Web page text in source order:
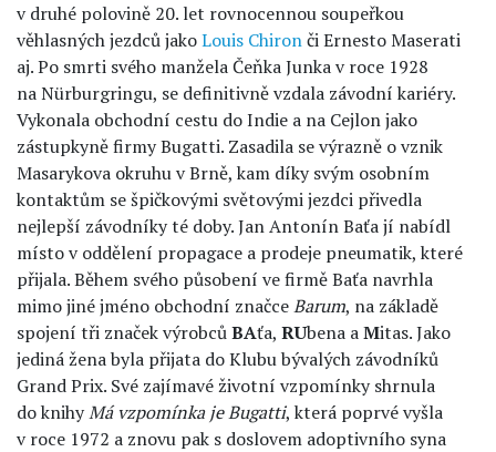
v druhé polovině 20. let rovnocennou soupeřkou
věhlasných jezdců jakoLouis Chironči Ernesto Maserati
aj. Po smrti svého manžela Čeňka Junka v roce 1928
na Nürburgringu, se definitivně vzdala závodní kariéry.
Vykonala obchodní cestu do Indie a na Cejlon jako
zástupkyně firmy Bugatti. Zasadila se výrazně o vznik
Masarykova okruhu v Brně, kam díky svým osobním
kontaktům se špičkovými světovými jezdci přivedla
nejlepší závodníky té doby. Jan Antonín Baťa jí nabídl
místo v oddělení propagace a prodeje pneumatik, které
přijala. Během svého působení ve firmě Baťa navrhla
mimo jiné jméno obchodní značceBarum, na základě
spojení tři značek výrobcůBAťa, RUbena aMitas. Jako
jediná žena byla přijata do Klubu bývalých závodníků
Grand Prix. Své zajímavé životní vzpomínky shrnula
do knihyMá vzpomínka je Bugatti, která poprvé vyšla
v roce 1972 a znovu pak s doslovem adoptivního syna